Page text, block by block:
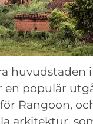
huvudstaden
en populär
Rangoon,